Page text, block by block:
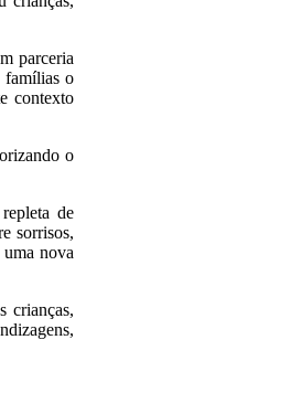
parceria
famílias o
contexto
o
de
sorrisos,
nova
crianças,